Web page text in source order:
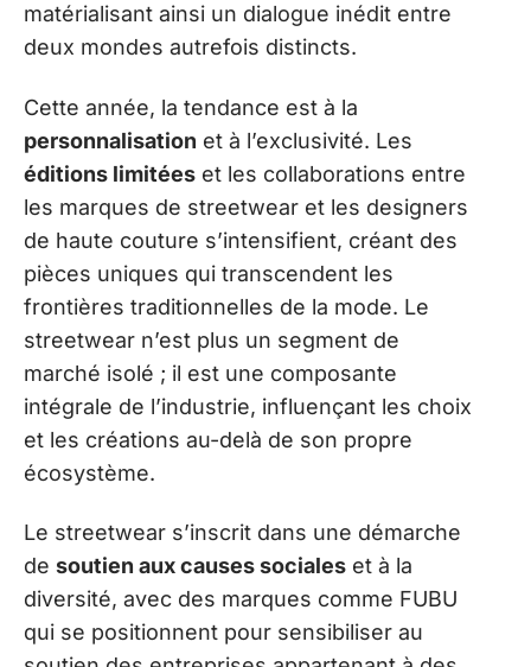
matérialisant ainsi un dialogue inédit entre
deux mondes autrefois distincts.
Cette année, la tendance est à la
personnalisation et à l’exclusivité. Les
éditions limitées et les collaborations entre
les marques de streetwear et les designers
de haute couture s’intensifient, créant des
pièces uniques qui transcendent les
frontières traditionnelles de la mode. Le
streetwear n’est plus un segment de
marché isolé ; il est une composante
intégrale de l’industrie, influençant les choix
et les créations au-delà de son propre
écosystème.
Le streetwear s’inscrit dans une démarche
de soutien aux causes sociales et à la
diversité, avec des marques comme FUBU
qui se positionnent pour sensibiliser au